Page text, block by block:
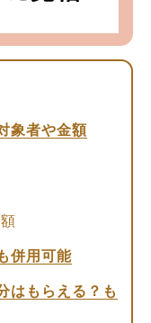
象者や金額
併用可能
はもらえる？も